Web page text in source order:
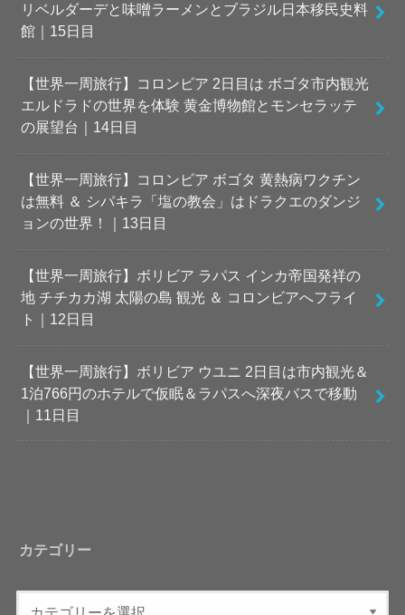
リベルダーデと味噌ラーメンとブラジル日本移民史料
館｜15日目
【世界一周旅行】コロンビア 2日目は ボゴタ市内観光
エルドラドの世界を体験 黄金博物館とモンセラッテ
の展望台｜14日目
【世界一周旅行】コロンビア ボゴタ 黄熱病ワクチン
は無料 ＆ シパキラ「塩の教会」はドラクエのダンジ
ョンの世界！｜13日目
【世界一周旅行】ボリビア ラパス インカ帝国発祥の
地 チチカカ湖 太陽の島 観光 ＆ コロンビアへフライ
ト｜12日目
【世界一周旅行】ボリビア ウユニ 2日目は市内観光＆
1泊766円のホテルで仮眠＆ラパスへ深夜バスで移動
｜11日目
カテゴリー